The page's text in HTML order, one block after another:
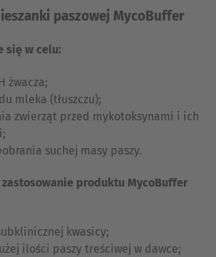
paszowej MycoBuffer
się w celu:
żwacza;
mleka (tłuszczu);
zwierząt przed mykotoksynami i ich
suchej masy paszy.
produktu MycoBuffer
kwasicy;
ilości paszy treściwej w dawce;